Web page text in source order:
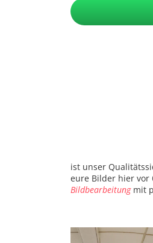
ist unser
eure Bilder hier vor
Bildbearbeitungmit